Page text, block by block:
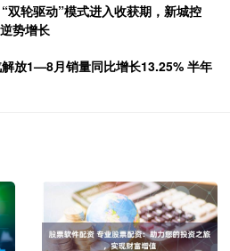
双轮驱动”模式进入收获期，新城控
势增长
放1—8月销量同比增长13.25% 半年